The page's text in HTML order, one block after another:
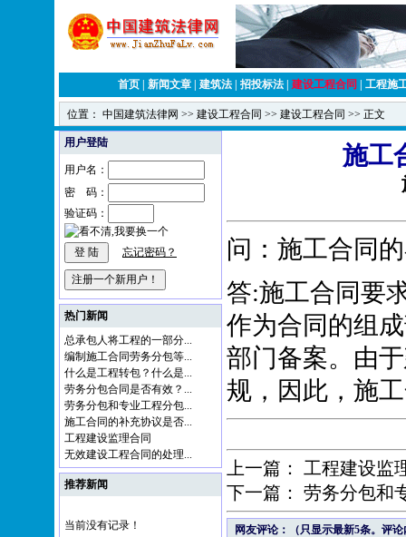
首页 新闻文章 建筑法 招投标法 建设工程合同 工程施
位置： 中国建筑法律网 >> 建设工程合同 >> 建设工程合同 >> 正文
用户登陆
用户名：
密 码：
验证码：
忘记密码？
热门新闻
总承包人将工程的一部分...
编制施工合同劳务分包等...
什么是工程转包？什么是...
劳务分包合同是否有效？...
劳务分包和专业工程分包...
施工合同的补充协议是否...
工程建设监理合同
无效建设工程合同的处理...
推荐新闻
当前没有记录！
施工
问：施工合同
答:施工合同要
作为合同的组
部门备案。由
规，因此，施
上一篇： 工程建设监
下一篇： 劳务分包和
网友评论：（只显示最新5条。评